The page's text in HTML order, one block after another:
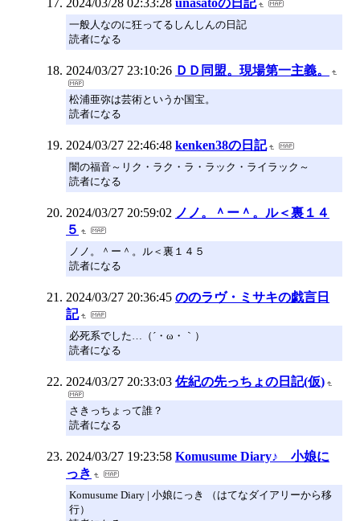
一般人なのに狂ってるしんしんの日記
読者になる
2024/03/27 23:10:26 ＤＤ同盟。現場第一主義。
松浦亜弥は芸術というか国宝。
読者になる
2024/03/27 22:46:48 kenken38の日記
闇の福音～リク・ラク・ラ・ラック・ライラック～
読者になる
2024/03/27 20:59:02 ノノ。＾ー＾。ル＜裏１４
５
ノノ。＾ー＾。ル＜裏１４５
読者になる
2024/03/27 20:36:45 ののラヴ・ミサキの戯言日
記
必死系でした…（´・ω・｀）
読者になる
2024/03/27 20:33:03 佐紀の先っちょの日記(仮)
さきっちょって誰？
読者になる
2024/03/27 19:23:58 Komusume Diary♪ 小娘に
っき
Komusume Diary | 小娘にっき （はてなダイアリーから移
行）